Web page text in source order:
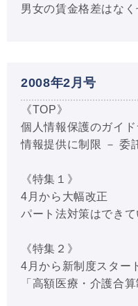
男女の賃金格差はな
2008年2月号
《TOP》
個人情報保護のガイ
情報提供に制限 － 委
《特集１》
4月から大幅改正
パート法対策はできて
《特集２》
4月から新制度スター
「高額医療・介護合